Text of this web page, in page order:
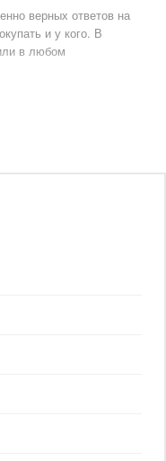
верных ответов на
и у кого. В
в любом